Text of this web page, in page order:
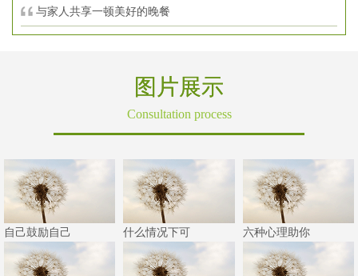
与家人共享一顿美好的晚餐
图片展示
Consultation process
自己鼓励自己 什么情况下可 六种心理助你